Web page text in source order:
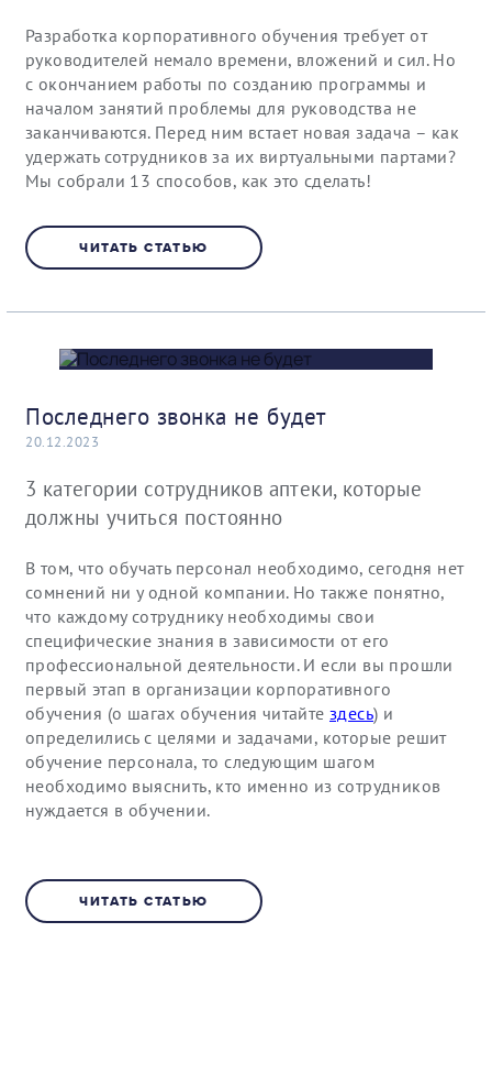
Разработка корпоративного обучения требует от
руководителей немало времени, вложений и сил. Но
с окончанием работы по созданию программы и
началом занятий проблемы для руководства не
заканчиваются. Перед ним встает новая задача – как
удержать сотрудников за их виртуальными партами?
Мы собрали 13 способов, как это сделать!
ЧИТАТЬ СТАТЬЮ
Последнего звонка не будет
20.12.2023
3 категории сотрудников аптеки, которые
должны учиться постоянно
В том, что обучать персонал необходимо, сегодня нет
сомнений ни у одной компании. Но также понятно,
что каждому сотруднику необходимы свои
специфические знания в зависимости от его
профессиональной деятельности. И если вы прошли
первый этап в организации корпоративного
обучения (о шагах обучения читайте здесь) и
определились с целями и задачами, которые решит
обучение персонала, то следующим шагом
необходимо выяснить, кто именно из сотрудников
нуждается в обучении.
ЧИТАТЬ СТАТЬЮ